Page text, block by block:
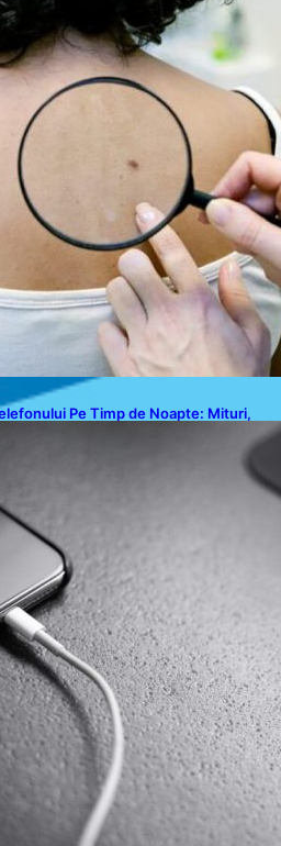
Pe Timp de Noapte: Mituri,